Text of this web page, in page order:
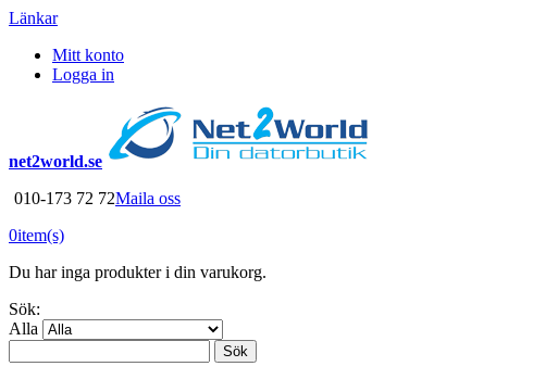
Länkar
Mitt konto
Logga in
net2world.se
010-173 72 72Maila oss
0item(s)
Du har inga produkter i din varukorg.
Sök:
Alla
Sök